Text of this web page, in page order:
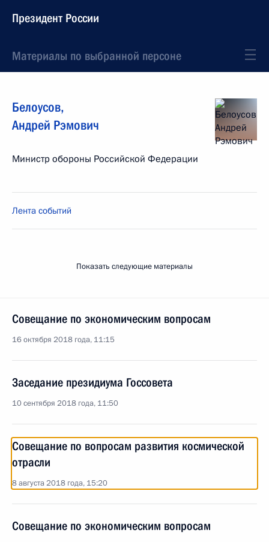
Президент России
Материалы по выбранной персоне
Белоусов,
Андрей Рэмович
Министр обороны Российской Федерации
Лента событий
Показать следующие материалы
Совещание по экономическим вопросам
16 октября 2018 года, 11:15
Заседание президиума Госсовета
10 сентября 2018 года, 11:50
Совещание по вопросам развития космической
отрасли
8 августа 2018 года, 15:20
Совещание по экономическим вопросам